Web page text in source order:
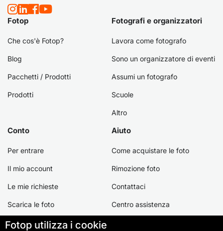
Fotop
Che cos'è Fotop?
Blog
Pacchetti / Prodotti
Prodotti
Fotografi e organizzatori
Lavora come fotografo
Sono un organizzatore di eventi
Assumi un fotografo
Scuole
Altro
Conto
Per entrare
Il mio account
Le mie richieste
Scarica le foto
Creare un account
Aiuto
Come acquistare le foto
Rimozione foto
Contattaci
Centro assistenza
Fotop utilizza i cookie